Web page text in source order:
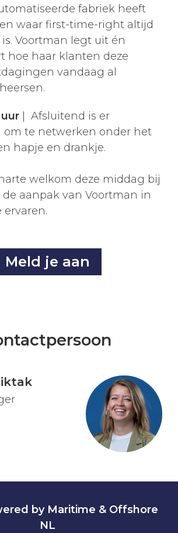
fabriek heeft
waar first-time-right altijd
Voortman legt uit én
hoe haar klanten deze
vandaag al
uur | Afsluitend is er
om te netwerken onder het
hapje en drankje.
welkom deze middag bij
aanpak van Voortman in
ervaren.
Meld je aan
by Maritime & Offshore
NL